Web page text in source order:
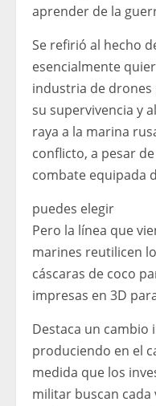
aprender de la
Se refirió al hecho
esencialmente
industria de drones
su supervivencia y
raya a la marina
conflicto, a pesar
combate equipada
puedes elegir
Pero la línea que
marines reutilicen
cáscaras de coco
impresas en 3D
Destaca un cambio
produciendo en el
medida que los
militar buscan cada